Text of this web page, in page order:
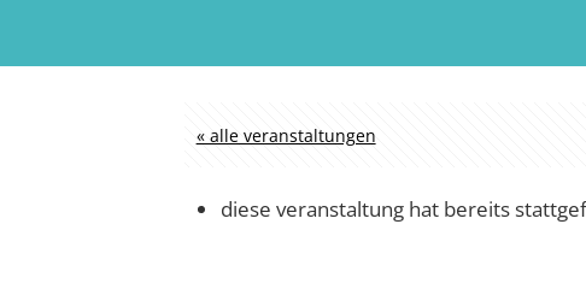
« alle veranstaltungen
diese veranstaltung hat bereits